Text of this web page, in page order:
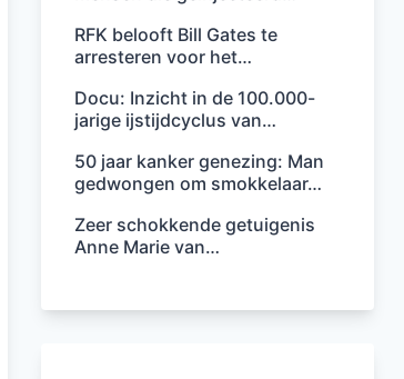
RFK belooft Bill Gates te
arresteren voor het…
Docu: Inzicht in de 100.000-
jarige ijstijdcyclus van…
50 jaar kanker genezing: Man
gedwongen om smokkelaar…
Zeer schokkende getuigenis
Anne Marie van…